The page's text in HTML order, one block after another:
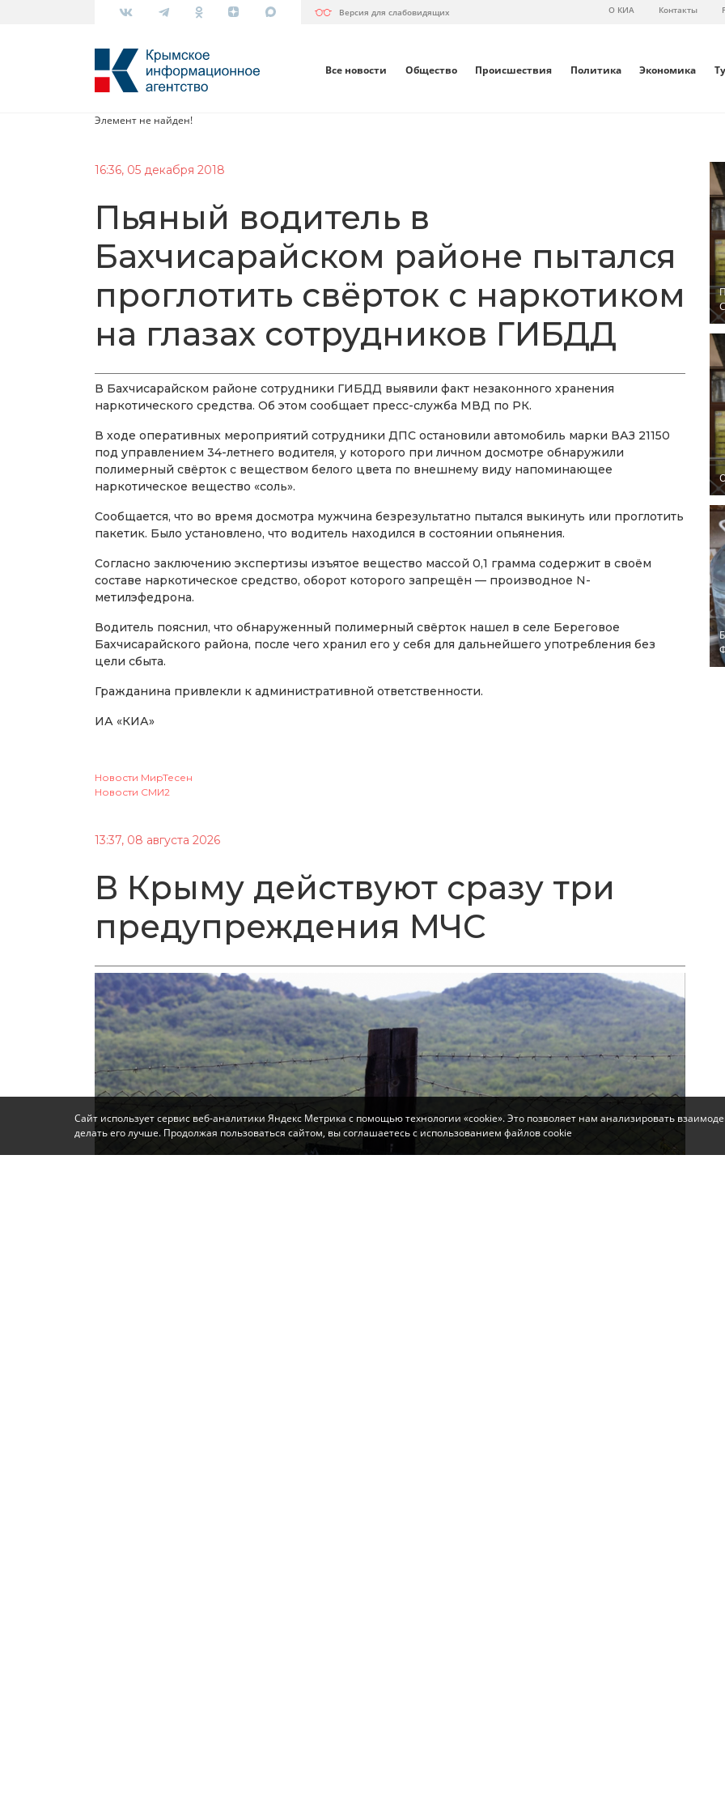
Версия для слабовидящих О КИА Контакты
Все новости Общество Происшествия Политика Экономика
Элемент не найден!
16:36, 05 декабря 2018
Пьяный водитель в
Бахчисарайском районе пытался
проглотить свёрток с наркотиком
на глазах сотрудников ГИБДД
В Бахчисарайском районе сотрудники ГИБДД выявили факт незаконного хранения
наркотического средства. Об этом сообщает пресс-служба МВД по РК.
В ходе оперативных мероприятий сотрудники ДПС остановили автомобиль марки ВАЗ 21150
под управлением 34-летнего водителя, у которого при личном досмотре обнаружили
полимерный свёрток с веществом белого цвета по внешнему виду напоминающее
наркотическое вещество «соль».
Сообщается, что во время досмотра мужчина безрезультатно пытался выкинуть или проглотить
пакетик. Было установлено, что водитель находился в состоянии опьянения.
Согласно заключению экспертизы изъятое вещество массой 0,1 грамма содержит в своём
составе наркотическое средство, оборот которого запрещён — производное N-
метилэфедрона.
Водитель пояснил, что обнаруженный полимерный свёрток нашел в селе Береговое
Бахчисарайского района, после чего хранил его у себя для дальнейшего употребления без
цели сбыта.
Гражданина привлекли к административной ответственности.
ИА «КИА»
Новости МирТесен
Новости СМИ2
13:37, 08 августа 2026
В Крыму действуют сразу три
предупреждения МЧС
Сайт использует сервис веб-аналитики Яндекс Метрика с помощью технологии «cookie». Это позволяет нам анализировать
делать его лучше. Продолжая пользоваться сайтом, вы соглашаетесь с использованием файлов cookie